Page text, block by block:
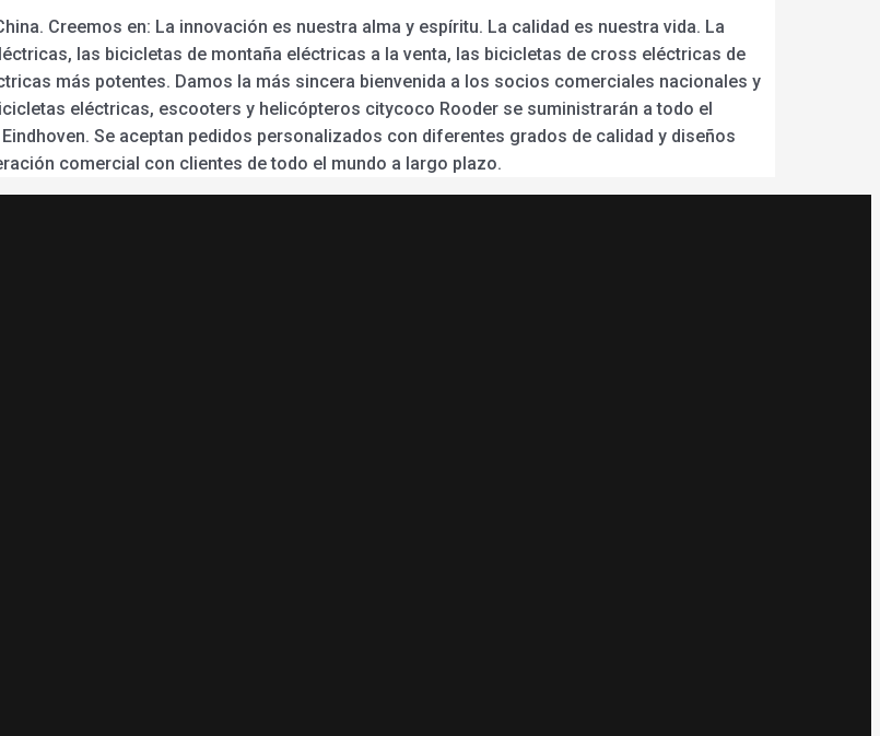
Creemos en: La innovación es nuestra alma y espíritu. La calidad es nuestra vida. La
las bicicletas de montaña eléctricas a la venta, las bicicletas de cross eléctricas de
más potentes. Damos la más sincera bienvenida a los socios comerciales nacionales y
eléctricas, escooters y helicópteros citycoco Rooder se suministrarán a todo el
Se aceptan pedidos personalizados con diferentes grados de calidad y diseños
comercial con clientes de todo el mundo a largo plazo.